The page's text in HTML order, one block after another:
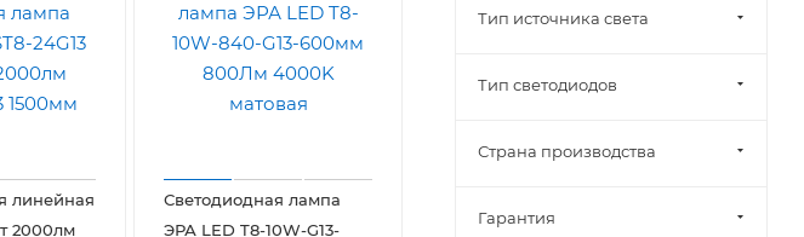
линейная
2000лм
Светодиодная лампа
ЭРА LED T8-10W-G13-
Тип источника света
Тип светодиодов
Страна производства
Гарантия